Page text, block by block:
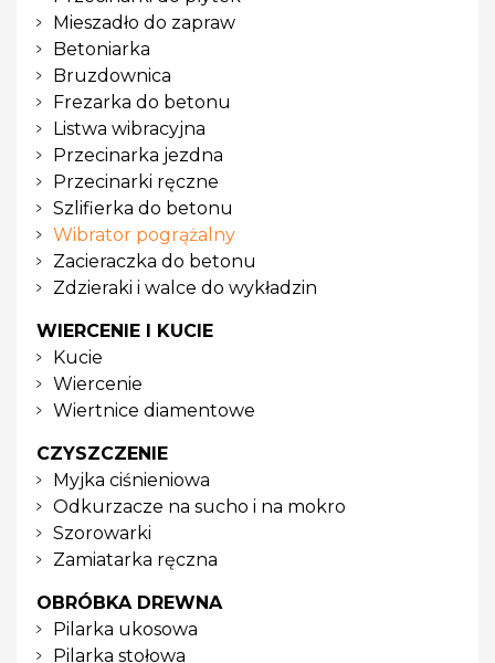
Mieszadło do zapraw
Betoniarka
Bruzdownica
Frezarka do betonu
Listwa wibracyjna
Przecinarka jezdna
Przecinarki ręczne
Szlifierka do betonu
Wibrator pogrążalny
Zacieraczka do betonu
Zdzieraki i walce do wykładzin
WIERCENIE I KUCIE
Kucie
Wiercenie
Wiertnice diamentowe
CZYSZCZENIE
Myjka ciśnieniowa
Odkurzacze na sucho i na mokro
Szorowarki
Zamiatarka ręczna
OBRÓBKA DREWNA
Pilarka ukosowa
Pilarka stołowa